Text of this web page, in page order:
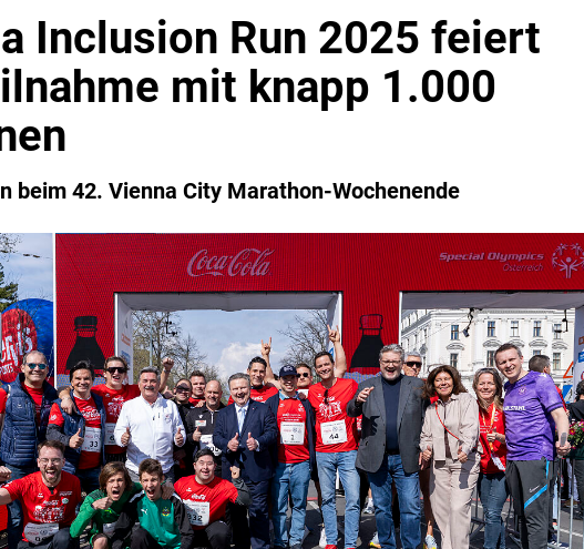
Inclusion Run 2025 feiert
mit knapp 1.000
beim 42. Vienna City Marathon-Wochenende